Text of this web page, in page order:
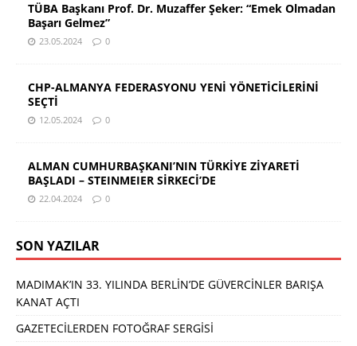
TÜBA Başkanı Prof. Dr. Muzaffer Şeker: “Emek Olmadan
Başarı Gelmez”
23.05.2024 0
CHP-ALMANYA FEDERASYONU YENİ YÖNETİCİLERİNİ
SEÇTİ
12.05.2024 0
ALMAN CUMHURBAŞKANI’NIN TÜRKİYE ZİYARETİ
BAŞLADI – STEINMEIER SİRKECİ’DE
22.04.2024 0
SON YAZILAR
MADIMAK’IN 33. YILINDA BERLİN’DE GÜVERCİNLER BARIŞA
KANAT AÇTI
GAZETECİLERDEN FOTOĞRAF SERGİSİ